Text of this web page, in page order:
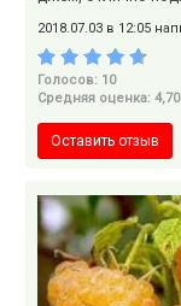
2018.07.03 в 12:05
Голосов: 10
Средняя оценка: 4,70
Оставить отзыв